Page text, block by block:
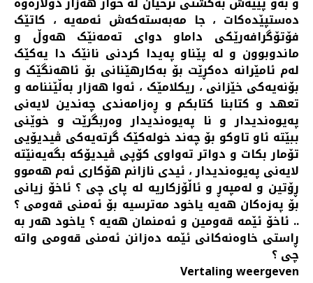
دەستپێدەکات ، جا مەبەستەکەش ئەمەیە ، کاتێک
فۆتۆگرافەرێکی داماو دوای تەمەنێک هەوڵ و
ماندوبوون و لە پێناو پەیدا کردنی نانێک دا یەکێک
لەم ئامێرانە دەکڕێت بۆ بەکارهێنانی بۆ ئاهەنگێک و
بۆنەیەکی خێزانی ، ریکلامێک ، ئەوا هەزار بەڵێننامە و
تعهد و کتابنا کتابکم و ڕەزامەندی چەندین لایەنی
پەیوەندیدار و نا پەیوەندیدار وەربگرێت و خوێنی
ببێتە ئاو تاوکو بۆ چەند خولەکێک گرتەیەکی ڤیدیۆیی
تۆمار بکات و دواتر تەواوی کۆپی ڤیدیۆکە بگەیەنێتە
لایەنی پەیوەندیدار ، ئیدی نازانم هۆکاری ئەم هەموو
ڕۆتین و لەمپەڕ و ئاڵۆزکاریە لە پای چی ؟ ئاخۆ زیانی
بۆ پەزەکان هەیە یاخود مەترسیە بۆ ئەمنی قەومی ؟
.. ئاخۆ ئێمە قەومین و ئەمنمان هەیە ؟ یاخود هەر بە
ڕاستی خاوەنەکانی ئێمە دەزانن ئەمنی قەومی واتە
چی ؟
Vertaling weergeven